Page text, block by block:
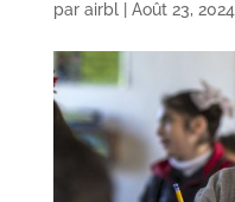
par airbl| Août 23, 2024